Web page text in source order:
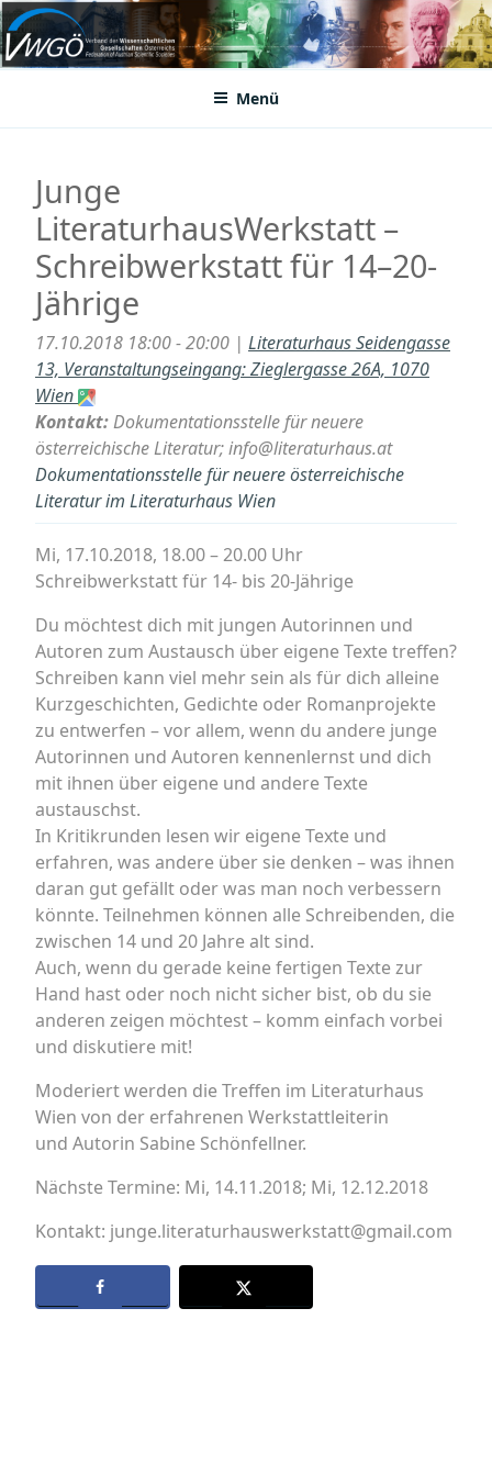
Zum
Inhalt
springenVWGÖ
Federation of Austrian Scientific Societies
Menü
Junge
LiteraturhausWerkstatt –
Schreibwerkstatt für 14–20-
Jährige
17.10.2018 18:00 - 20:00 | Literaturhaus Seidengasse
13, Veranstaltungseingang: Zieglergasse 26A, 1070
Wien
Kontakt:Dokumentationsstelle für neuere
österreichische Literatur; info@literaturhaus.at
Dokumentationsstelle für neuere österreichische
Literatur im Literaturhaus Wien
Mi, 17.10.2018, 18.00 – 20.00 Uhr
Schreibwerkstatt für 14- bis 20-Jährige
Du möchtest dich mit jungen Autorinnen und
Autoren zum Austausch über eigene Texte treffen?
Schreiben kann viel mehr sein als für dich alleine
Kurzgeschichten, Gedichte oder Romanprojekte
zu entwerfen – vor allem, wenn du andere junge
Autorinnen und Autoren kennenlernst und dich
mit ihnen über eigene und andere Texte
austauschst.
In Kritikrunden lesen wir eigene Texte und
erfahren, was andere über sie denken – was ihnen
daran gut gefällt oder was man noch verbessern
könnte. Teilnehmen können alle Schreibenden, die
zwischen 14 und 20 Jahre alt sind.
Auch, wenn du gerade keine fertigen Texte zur
Hand hast oder noch nicht sicher bist, ob du sie
anderen zeigen möchtest – komm einfach vorbei
und diskutiere mit!
Moderiert werden die Treffen im Literaturhaus
Wien von der erfahrenen Werkstattleiterin
und Autorin Sabine Schönfellner.
Nächste Termine: Mi, 14.11.2018; Mi, 12.12.2018
Kontakt: junge.literaturhauswerkstatt@gmail.com